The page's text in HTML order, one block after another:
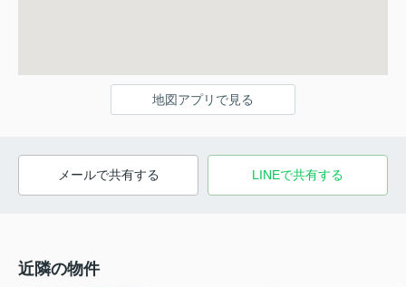
地図アプリで見る
メールで共有する LINEで共有する
近隣の物件